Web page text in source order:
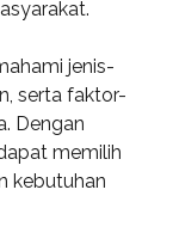
jenis-
serta faktor-
Dengan
memilih
kebutuhan